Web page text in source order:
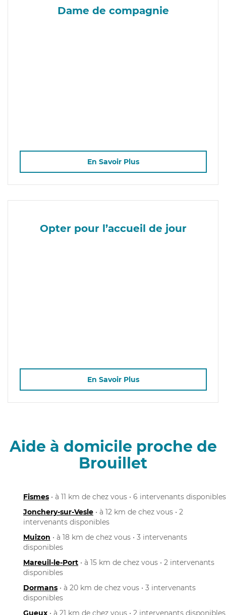
Dame de compagnie
En Savoir Plus
Opter pour l’accueil de jour
En Savoir Plus
Aide à domicile proche de
Brouillet
Fismes • à 11 km de chez vous • 6 intervenants disponibles
Jonchery-sur-Vesle • à 12 km de chez vous • 2
intervenants disponibles
Muizon • à 18 km de chez vous • 3 intervenants
disponibles
Mareuil-le-Port • à 15 km de chez vous • 2 intervenants
disponibles
Dormans • à 20 km de chez vous • 3 intervenants
disponibles
Gueux • à 21 km de chez vous • 2 intervenants disponibles